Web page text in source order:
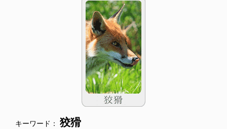
キーワード： 狡猾